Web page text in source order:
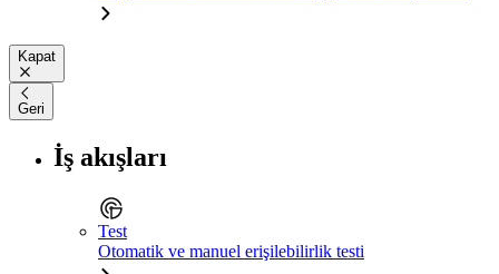
Kapat
Geri
İş akışları
Test
Otomatik ve manuel erişilebilirlik testi